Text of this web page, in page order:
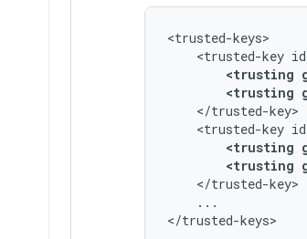
<trusted-key
<trusting
<trusting
<trusted-key
<trusting
<trusting
...